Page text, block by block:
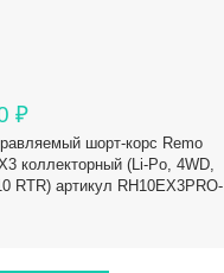
₽
шорт-корс Remo
коллекторный (Li-Po, 4WD,
RTR) артикул RH10EX3PRO-